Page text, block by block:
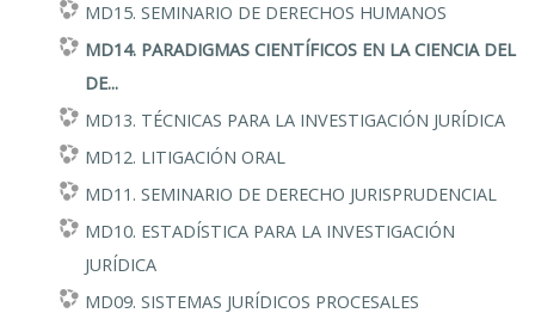
MD15. SEMINARIO DE DERECHOS HUMANOS
MD14. PARADIGMAS CIENTÍFICOS EN LA CIENCIA DEL
DE...
MD13. TÉCNICAS PARA LA INVESTIGACIÓN JURÍDICA
MD12. LITIGACIÓN ORAL
MD11. SEMINARIO DE DERECHO JURISPRUDENCIAL
MD10. ESTADÍSTICA PARA LA INVESTIGACIÓN
JURÍDICA
MD09. SISTEMAS JURÍDICOS PROCESALES